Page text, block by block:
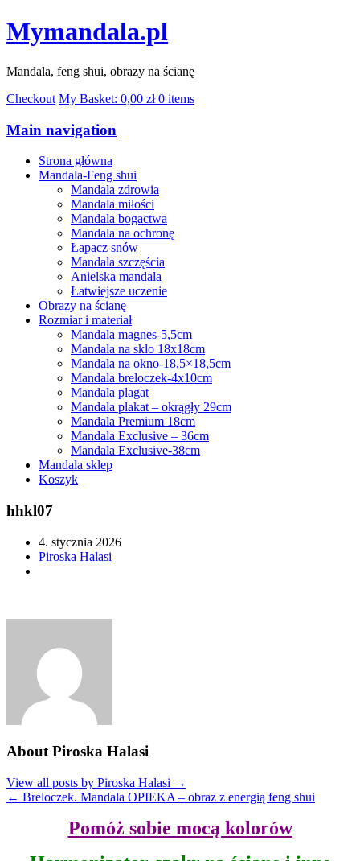
Mymandala.pl
Mandala, feng shui, obrazy na ścianę
Checkout My Basket: 0,00 zł 0 items
Main navigation
Strona główna
Mandala-Feng shui
Mandala zdrowia
Mandala miłości
Mandala bogactwa
Mandala na ochronę
Łapacz snów
Mandala szczęścia
Anielska mandala
Łatwiejsze uczenie
Obrazy na ścianę
Rozmiar i materiał
Mandala magnes-5,5cm
Mandala na sklo 18x18cm
Mandala na okno-18,5×18,5cm
Mandala breloczek-4x10cm
Mandala plagat
Mandala plakat – okrągły 29cm
Mandala Premium 18cm
Mandala Exclusive – 36cm
Mandala Exclusive-38cm
Mandala sklep
Koszyk
hhkl07
4. stycznia 2026
Piroska Halasi
About Piroska Halasi
View all posts by Piroska Halasi →
← Breloczek. Mandala OPIEKA – obraz z energią feng shui
Pomóż sobie mocą kolorów